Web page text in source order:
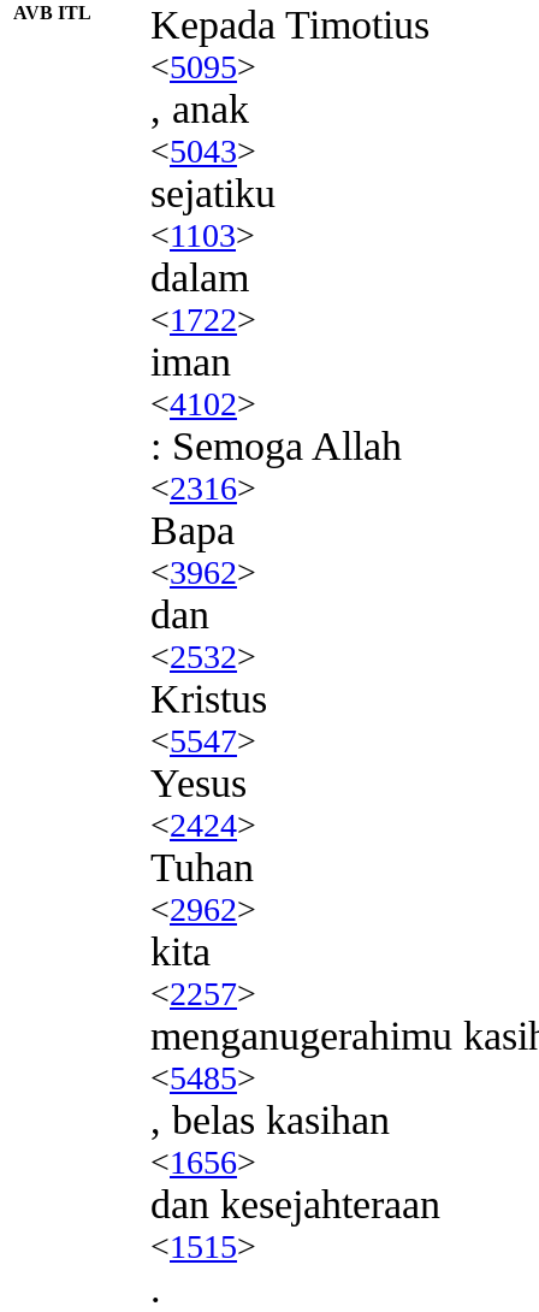
AVB ITL Kepada Timotius
<5095>
, anak
<5043>
sejatiku
<1103>
dalam
<1722>
iman
<4102>
: Semoga Allah
<2316>
Bapa
<3962>
dan
<2532>
Kristus
<5547>
Yesus
<2424>
Tuhan
<2962>
kita
<2257>
menganugerahimu
<5485>
, belas kasihan
<1656>
dan kesejahteraan
<1515>
.